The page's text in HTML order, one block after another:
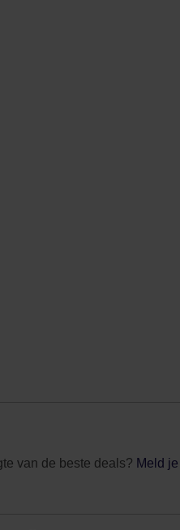
van de beste deals? Meld